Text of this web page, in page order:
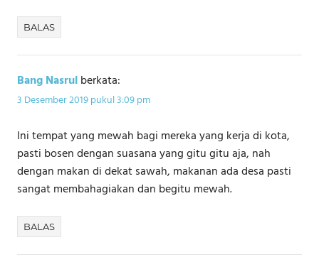
BALAS
Bang Nasrulberkata:
3 Desember 2019 pukul 3:09 pm
Ini tempat yang mewah bagi mereka yang kerja di kota,
pasti bosen dengan suasana yang gitu gitu aja, nah
dengan makan di dekat sawah, makanan ada desa pasti
sangat membahagiakan dan begitu mewah.
BALAS